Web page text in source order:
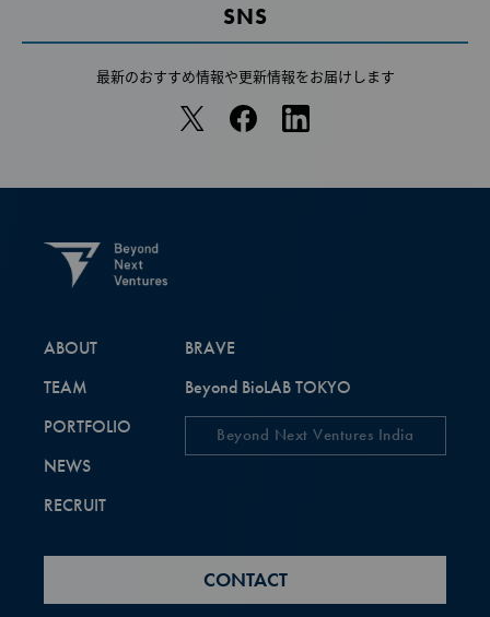
SNS
最新のおすすめ情報や更新情報をお届けします
ABOUT
TEAM
PORTFOLIO
NEWS
RECRUIT
BRAVE
Beyond BioLAB TOKYO
Beyond Next Ventures India
CONTACT